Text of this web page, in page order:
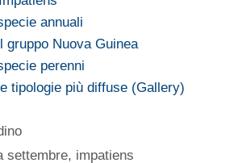
annuali
gruppo Nuova Guinea
perenni
tipologie più diffuse (Gallery)
settembre, impatiens